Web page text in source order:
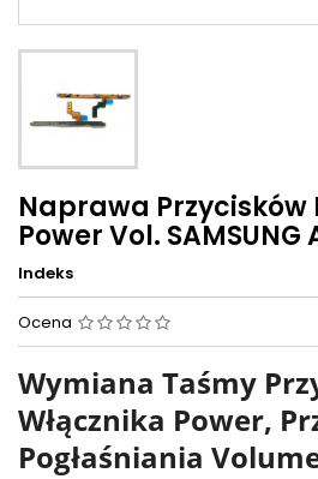
Naprawa Przycisków
Power Vol. SAMSUNG
Indeks
Ocena
Wymiana Taśmy
Włącznika Power,
Pogłaśniania